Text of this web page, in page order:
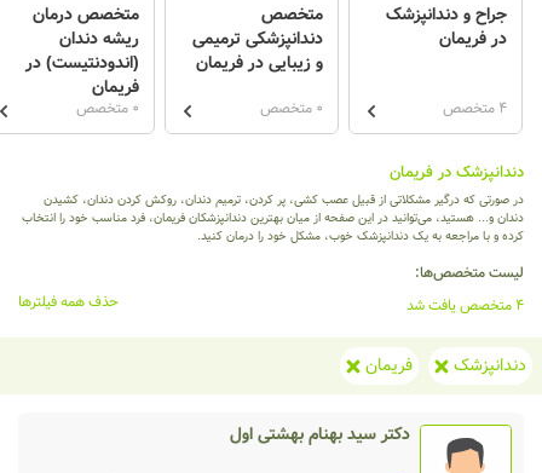
جراح و دندانپزشک
در فریمان
4 متخصص
متخصص
دندانپزشکی ترمیمی
و زیبایی در فریمان
0 متخصص
متخصص درمان
ریشه دندان
(اندودنتیست) در
فریمان
0 متخصص
دندانپزشک در فریمان
در صورتی که درگیر مشکلاتی از قبیل عصب کشی، پر کردن، ترمیم دندان، روکش کردن دندان، کشیدن
دندان و... هستید، می‌توانید در این صفحه از میان بهترین دندانپزشکان فریمان، فرد مناسب خود را انتخاب
کرده و با مراجعه به یک دندانپزشک خوب، مشکل خود را درمان کنید.
لیست متخصص‌ها:
4 متخصص یافت شد
حذف همه فیلترها
دندانپزشک فریمان
دکتر سید بهنام بهشتی اول